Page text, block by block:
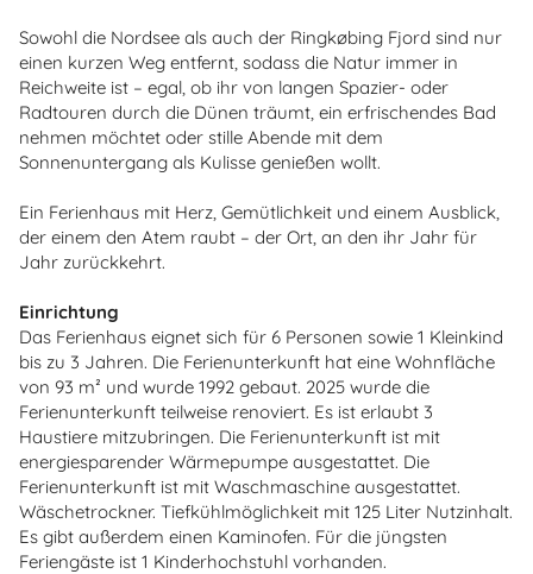
Sowohl die Nordsee als auch der Ringkøbing Fjord sind nur
einen kurzen Weg entfernt, sodass die Natur immer in
Reichweite ist – egal, ob ihr von langen Spazier- oder
Radtouren durch die Dünen träumt, ein erfrischendes Bad
nehmen möchtet oder stille Abende mit dem
Sonnenuntergang als Kulisse genießen wollt.
Ein Ferienhaus mit Herz, Gemütlichkeit und einem Ausblick,
der einem den Atem raubt – der Ort, an den ihr Jahr für
Jahr zurückkehrt.
Einrichtung
Das Ferienhaus eignet sich für 6 Personen sowie 1 Kleinkind
bis zu 3 Jahren. Die Ferienunterkunft hat eine Wohnfläche
von 93 m² und wurde 1992 gebaut. 2025 wurde die
Ferienunterkunft teilweise renoviert. Es ist erlaubt 3
Haustiere mitzubringen. Die Ferienunterkunft ist mit
energiesparender Wärmepumpe ausgestattet. Die
Ferienunterkunft ist mit Waschmaschine ausgestattet.
Wäschetrockner. Tiefkühlmöglichkeit mit 125 Liter Nutzinhalt.
Es gibt außerdem einen Kaminofen. Für die jüngsten
Feriengäste ist 1 Kinderhochstuhl vorhanden.